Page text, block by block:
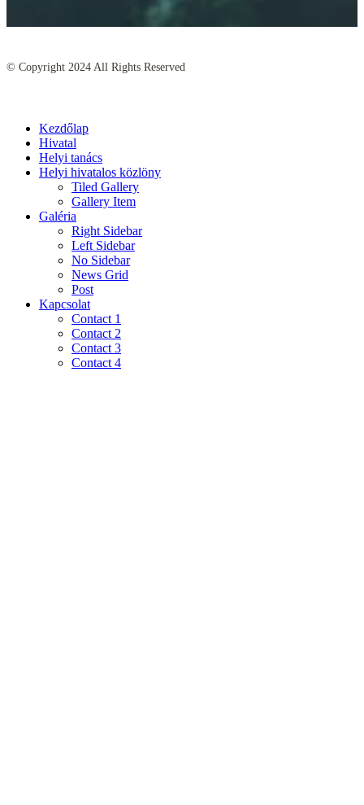
© Copyright 2024 All Rights Reserved
Kezdőlap
Hivatal
Helyi tanács
Helyi hivatalos közlöny
Tiled Gallery
Gallery Item
Galéria
Right Sidebar
Left Sidebar
No Sidebar
News Grid
Post
Kapcsolat
Contact 1
Contact 2
Contact 3
Contact 4